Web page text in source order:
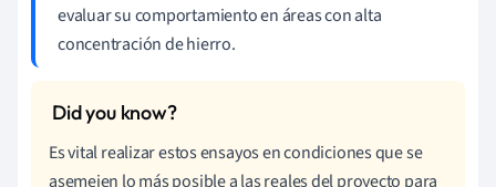
evaluar su comportamiento en áreas con alta
concentración de hierro.
Es vital realizar estos ensayos en condiciones que se
asemejen lo más posible a las reales del proyecto para